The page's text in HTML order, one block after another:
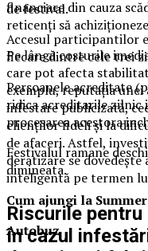
financiare din cauza
reticenți să
Pe lângă costurile
care pot afecta
exemplu, reputația
infestare publicizată,
clienților fideli și la
de afaceri. Astfel,
deratizare se
inteligentă pe termen
Riscurile
în cazul
de festival.
Accesul participantilor
fiecare dintre cele trei
Persoanele acreditate
ridica acreditarile zilnic
procesarea acestora
Festivalul ramane
dimineata.
Cum ajungi la
Autobuz